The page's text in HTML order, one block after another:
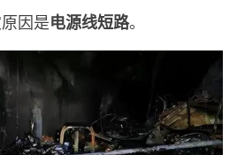
因是电源线短路。